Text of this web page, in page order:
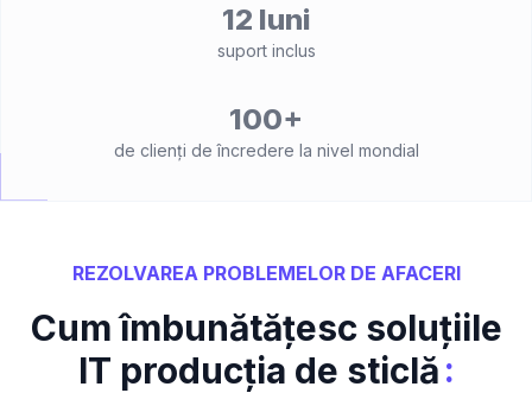
12 luni
suport inclus
100+
de clienți de încredere la nivel mondial
REZOLVAREA PROBLEMELOR DE AFACERI
Cum îmbunătățesc soluțiile
IT producția de sticlă: